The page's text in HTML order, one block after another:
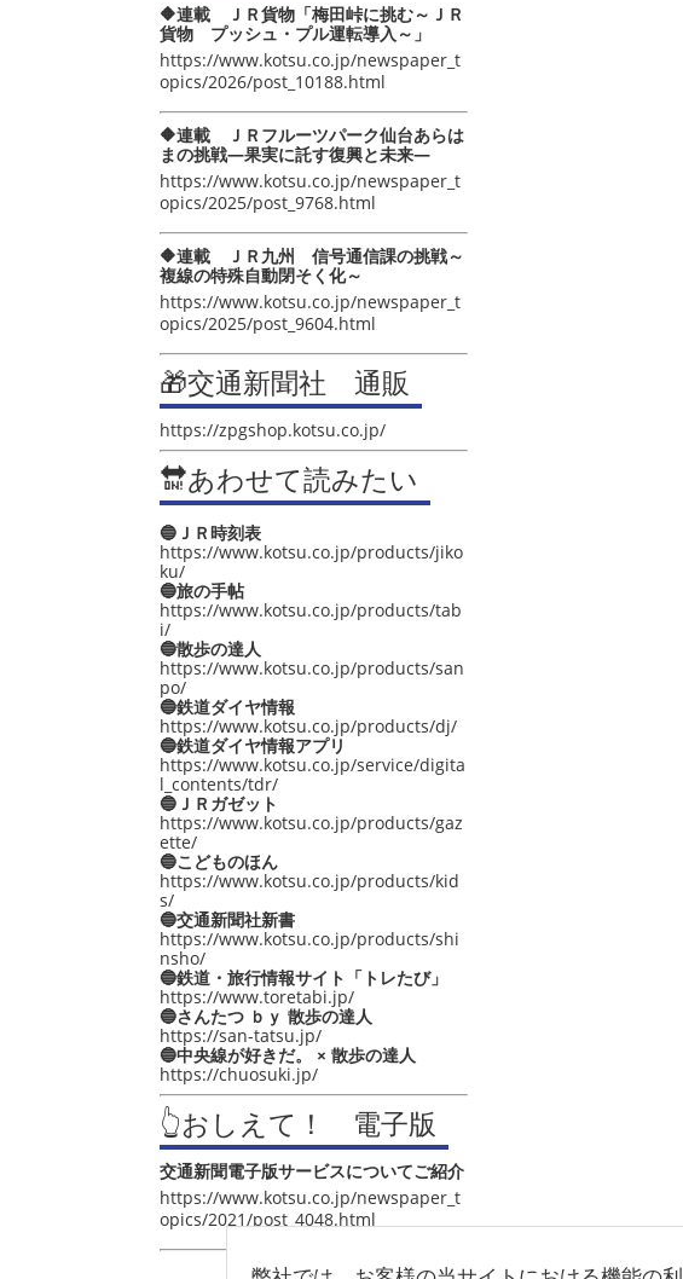
🔶連載 ＪＲ貨物「梅田峠に挑む～ＪＲ
貨物 プッシュ・プル運転導入～」
https://www.kotsu.co.jp/newspaper_t
opics/2026/post_10188.html
🔶連載 ＪＲフルーツパーク仙台あらは
まの挑戦―果実に託す復興と未来―
https://www.kotsu.co.jp/newspaper_t
opics/2025/post_9768.html
🔶連載 ＪＲ九州 信号通信課の挑戦～
複線の特殊自動閉そく化～
https://www.kotsu.co.jp/newspaper_t
opics/2025/post_9604.html
🎁交通新聞社 通販
https://zpgshop.kotsu.co.jp/
🔛あわせて読みたい
🔵ＪＲ時刻表
https://www.kotsu.co.jp/products/jiko
ku/
🔵旅の手帖
https://www.kotsu.co.jp/products/tab
i/
🔵散歩の達人
https://www.kotsu.co.jp/products/san
po/
🔵鉄道ダイヤ情報
https://www.kotsu.co.jp/products/dj/
🔵鉄道ダイヤ情報アプリ
https://www.kotsu.co.jp/service/digita
l_contents/tdr/
🔵ＪＲガゼット
https://www.kotsu.co.jp/products/gaz
ette/
🔵こどものほん
https://www.kotsu.co.jp/products/kid
s/
🔵交通新聞社新書
https://www.kotsu.co.jp/products/shi
nsho/
🔵鉄道・旅行情報サイト「トレたび」
https://www.toretabi.jp/
🔵さんたつ ｂｙ 散歩の達人
https://san-tatsu.jp/
🔵中央線が好きだ。 × 散歩の達人
https://chuosuki.jp/
👆おしえて！ 電子版
交通新聞電子版サービスについてご紹介
https://www.kotsu.co.jp/newspaper_t
opics/2021/post_4048.html